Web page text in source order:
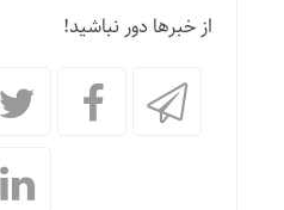
از خبرها دور نباشید!